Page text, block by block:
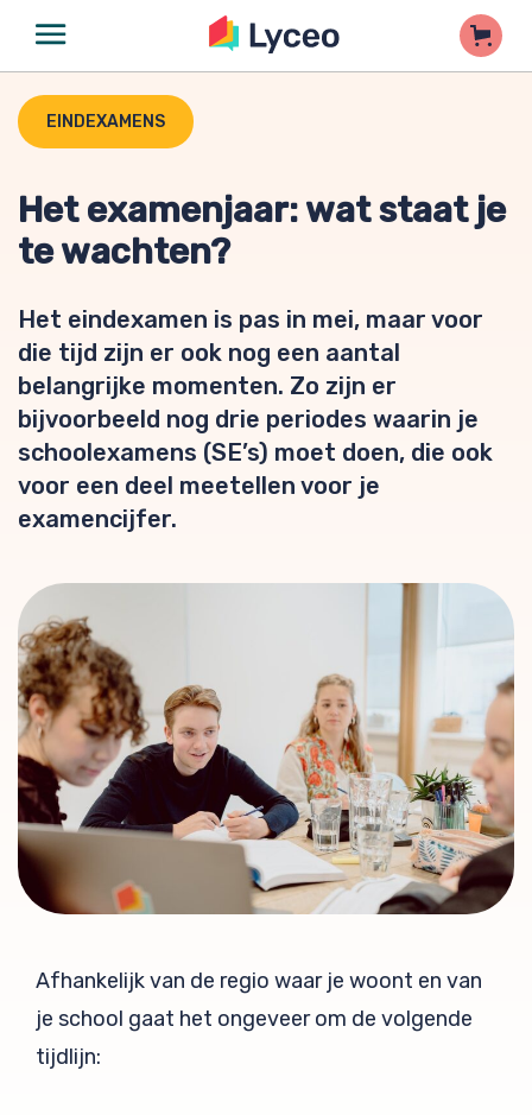
EINDEXAMENS
Het examenjaar: wat staat je
te wachten?
Het eindexamen is pas in mei, maar voor
die tijd zijn er ook nog een aantal
belangrijke momenten. Zo zijn er
bijvoorbeeld nog drie periodes waarin je
schoolexamens (SE’s) moet doen, die ook
voor een deel meetellen voor je
examencijfer.
Afhankelijk van de regio waar je woont en van
je school gaat het ongeveer om de volgende
tijdlijn: